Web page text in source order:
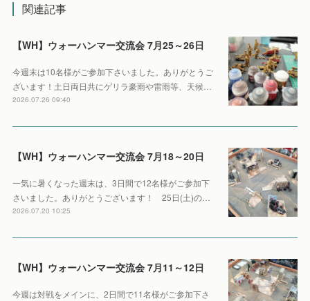
関連記事
【WH】ウォーハンマー交流会 7月25～26日
今週末は10名様がご参加下さいました。ありがとうご
ざいます！土日両日共にゲリラ豪雨や雷雨等、天候…
2026.07.26 09:40
【WH】ウォーハンマー交流会 7月18～20日
一気に暑くなった週末は、3日間で12名様がご参加下
さいました。ありがとうございます！ 25日(土)の…
2026.07.20 10:25
【WH】ウォーハンマー交流会 7月11～12日
今週は対戦をメインに、2日間で11名様がご参加下さ